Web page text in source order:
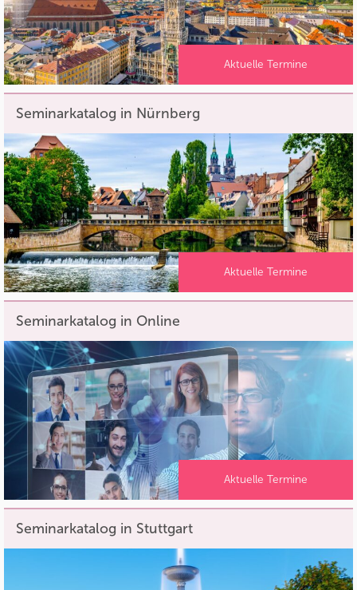
Aktuelle Termine
Seminarkatalog in Nürnberg
Aktuelle Termine
Seminarkatalog in Online
Aktuelle Termine
Seminarkatalog in Stuttgart